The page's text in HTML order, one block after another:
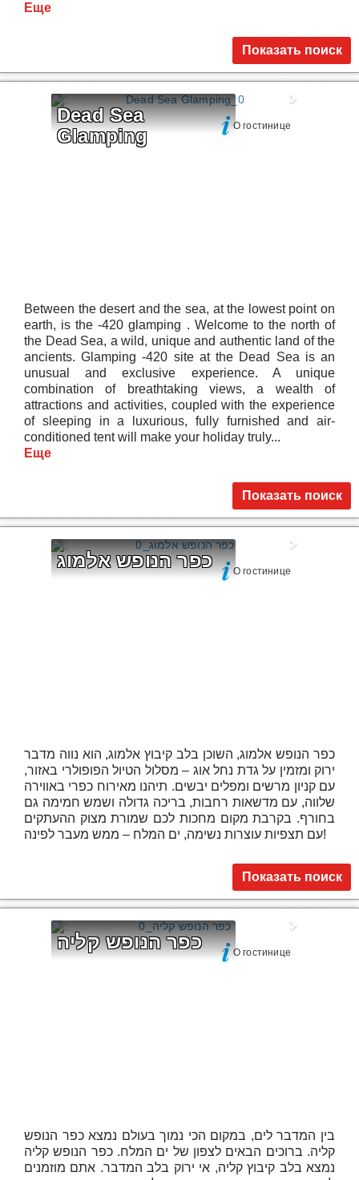
Еще
Показать поиск
Dead Sea
Glamping
О гостинице
Between the desert and the sea, at the lowest point on
earth, is the -420 glamping . Welcome to the north of
the Dead Sea, a wild, unique and authentic land of the
ancients. Glamping -420 site at the Dead Sea is an
unusual and exclusive experience. A unique
combination of breathtaking views, a wealth of
attractions and activities, coupled with the experience
of sleeping in a luxurious, fully furnished and air-
conditioned tent will make your holiday truly...
Еще
Показать поиск
כפר הנופש אלמוג О гостинице
כפר הנופש אלמוג, השוכן בלב קיבוץ אלמוג, הוא נווה מדבר
ירוק ומזמין על גדת נחל אוג – מסלול הטיול הפופולרי באזור,
עם קניון מרשים ומפלים יבשים. תיהנו מאירוח כפרי באווירה
שלווה, עם מדשאות רחבות, בריכה גדולה ושמש חמימה גם
בחורף. בקרבת מקום מחכות לכם שמורת מצוק ההעתקים
עם תצפיות עוצרות נשימה, ים המלח – ממש מעבר לפינה!
Показать поиск
כפר הנופש קליה О гостинице
בין המדבר לים, במקום הכי נמוך בעולם נמצא כפר הנופש
קליה. ברוכים הבאים לצפון של ים המלח. כפר הנופש קליה
נמצא בלב קיבוץ קליה, אי ירוק בלב המדבר. אתם מוזמנים